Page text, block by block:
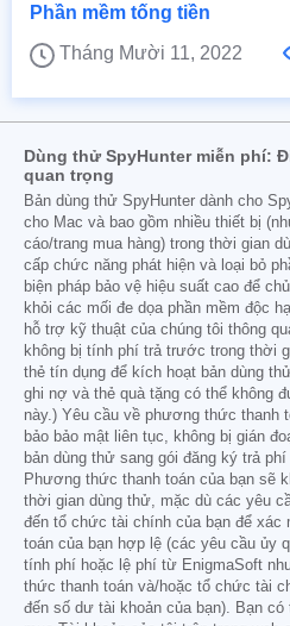
Phần mềm tống tiền
Tháng Mười 11, 2022
Dùng thử SpyHunter miễn phí:
quan trọng
Bản dùng thử SpyHunter dành cho
cho Mac và bao gồm nhiều thiết bị
cáo/trang mua hàng) trong thời gian
cấp chức năng phát hiện và loại bỏ
biện pháp bảo vệ hiệu suất cao để
khỏi các mối đe dọa phần mềm độc
hỗ trợ kỹ thuật của chúng tôi thông
không bị tính phí trả trước trong thời
thẻ tín dụng để kích hoạt bản dùng
ghi nợ và thẻ quà tặng có thể không
này.) Yêu cầu về phương thức thanh
bảo bảo mật liên tục, không bị gián
bản dùng thử sang gói đăng ký trả phí
Phương thức thanh toán của bạn sẽ
thời gian dùng thử, mặc dù các yêu
đến tổ chức tài chính của bạn để xác
toán của bạn hợp lệ (các yêu cầu ủy
tính phí hoặc lệ phí từ EnigmaSoft
thức thanh toán và/hoặc tổ chức tài
đến số dư tài khoản của bạn). Bạn